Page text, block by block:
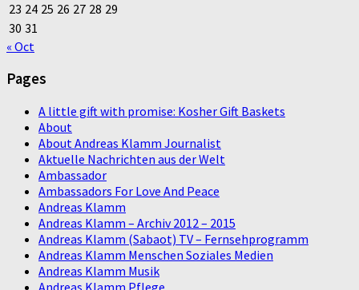
23 24 25 26 27 28 29
30 31
« Oct
Pages
A little gift with promise: Kosher Gift Baskets
About
About Andreas Klamm Journalist
Aktuelle Nachrichten aus der Welt
Ambassador
Ambassadors For Love And Peace
Andreas Klamm
Andreas Klamm – Archiv 2012 – 2015
Andreas Klamm (Sabaot) TV – Fernsehprogramm
Andreas Klamm Menschen Soziales Medien
Andreas Klamm Musik
Andreas Klamm Pflege